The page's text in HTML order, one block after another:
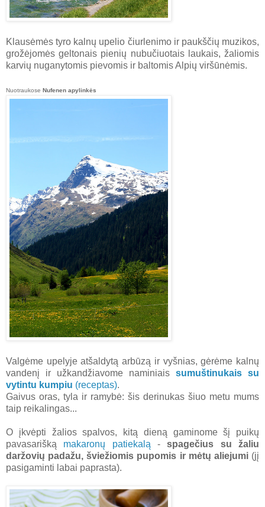
Klausėmės tyro kalnų upelio čiurlenimo ir paukščių muzikos,
grožėjomės geltonais pienių nubučiuotais laukais, žaliomis
karvių nuganytomis pievomis ir baltomis Alpių viršūnėmis.
Nuotraukose Nufenen apylinkės
Valgėme upelyje atšaldytą arbūzą ir vyšnias, gėrėme kalnų
vandenį ir užkandžiavome naminiais sumuštinukais su
vytintu kumpiu (receptas).
Gaivus oras, tyla ir ramybė: šis derinukas šiuo metu mums
taip reikalingas...
O įkvėpti žalios spalvos, kitą dieną gaminome šį puikų
pavasarišką makaronų patiekalą -spagečius su žaliu
daržovių padažu, šviežiomis pupomis ir mėtų aliejumi(jį
pasigaminti labai paprasta).